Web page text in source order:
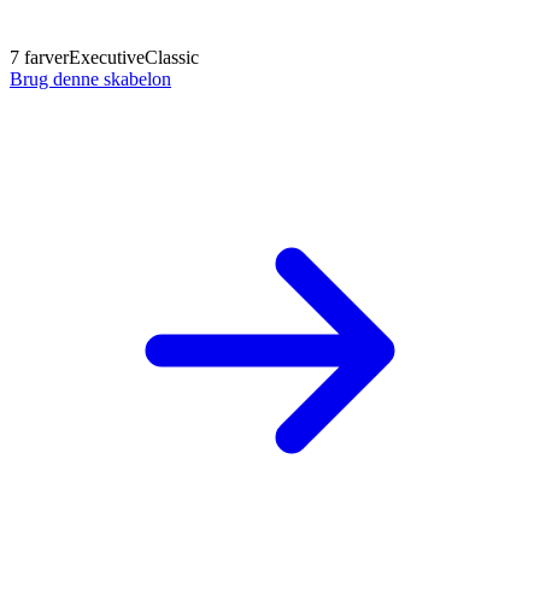
7 farverExecutiveClassic
Brug denne skabelon